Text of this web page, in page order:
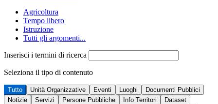
Agricoltura
Tempo libero
Istruzione
Tutti gli argomenti...
Inserisci i termini di ricerca
Seleziona il tipo di contenuto
Tutto Unità Organizzative Eventi Luoghi
Documenti Pubblici
Notizie
Servizi Persone Pubbliche Info Territori Dataset